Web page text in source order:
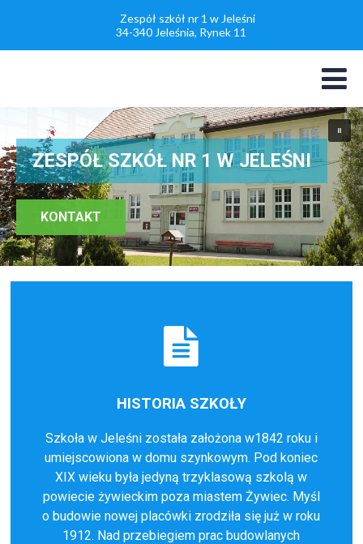
Zespół szkół nr 1 w Jeleśni
34-340 Jeleśnia, Rynek 11
Sala gimnastyczna
w Z.S. nr1 w Jeleśni
HISTORIA SZKOŁY
Szkoła w Jeleśni została założona w1842 roku i
umiejscowiona w domu szynkowym. Pod koniec
XIX wieku była jedyną trzyklasową szkolą w
powiecie żywieckim poza miastem Żywiec. Myśl
o budowie nowej placówki zrodziła się już w roku
1912. Nad przebiegiem prac budowlanych